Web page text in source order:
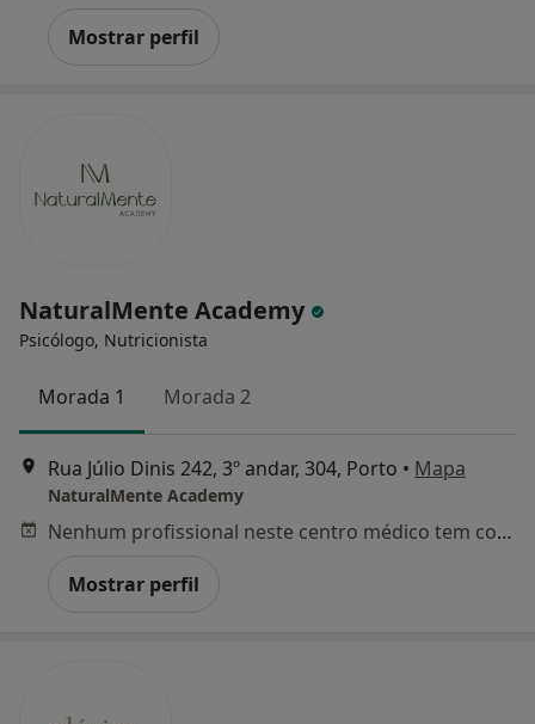
Mostrar perfil
NaturalMente Academy
Psicólogo, Nutricionista
Morada 1 Morada 2
Rua Júlio Dinis 242, 3º andar, 304, Porto • Mapa
NaturalMente Academy
Nenhum profissional neste centro médico tem consultas disponíveis
Mostrar perfil